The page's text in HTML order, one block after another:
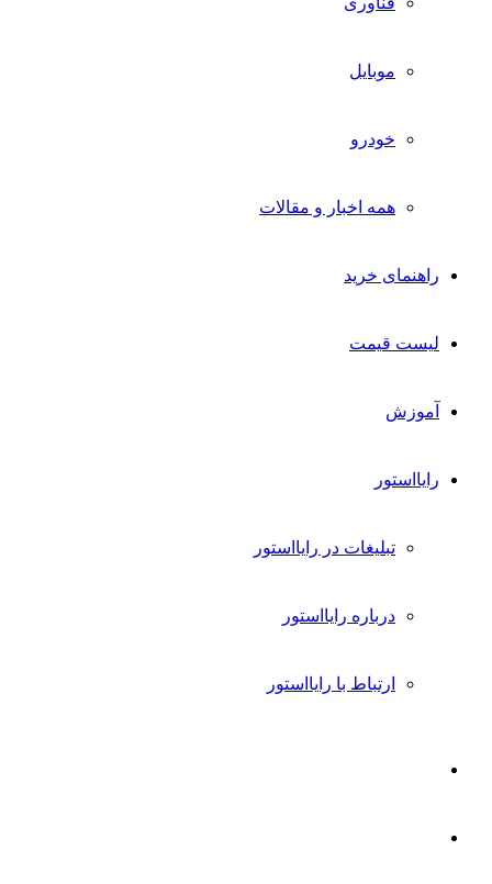
موبایل
خودرو
همه اخبار و مقالات
راهنمای خرید
لیست قیمت
آموزش
رایااستور
تبلیغات در رایااستور
درباره رایااستور
ارتباط با رایااستور